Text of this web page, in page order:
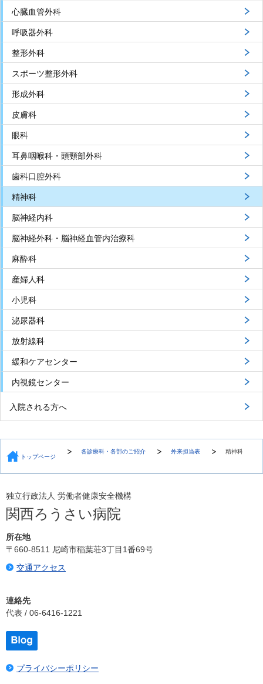
心臓血管外科
呼吸器外科
整形外科
スポーツ整形外科
形成外科
皮膚科
眼科
耳鼻咽喉科・頭頸部外科
歯科口腔外科
精神科
脳神経内科
脳神経外科・脳神経血管内治療科
麻酔科
産婦人科
小児科
泌尿器科
放射線科
緩和ケアセンター
内視鏡センター
入院される方へ
トップページ
各診療科・各部のご紹介 外来担当表 精神科
独立行政法人 労働者健康安全機構
関西ろうさい病院
所在地
〒660-8511 尼崎市稲葉荘3丁目1番69号
交通アクセス
連絡先
代表 / 06-6416-1221
プライバシーポリシー